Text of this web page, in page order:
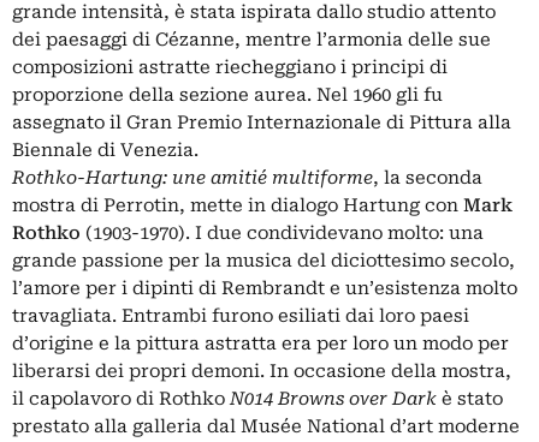
grande intensità, è stata ispirata dallo studio attento
dei paesaggi di Cézanne, mentre l’armonia delle sue
composizioni astratte riecheggiano i principi di
proporzione della sezione aurea. Nel 1960 gli fu
assegnato il Gran Premio Internazionale di Pittura alla
Biennale di Venezia.
Rothko-Hartung: une amitié multiforme, la seconda
mostra di Perrotin, mette in dialogo Hartung con Mark
Rothko (1903-1970). I due condividevano molto: una
grande passione per la musica del diciottesimo secolo,
l’amore per i dipinti di Rembrandt e un’esistenza molto
travagliata. Entrambi furono esiliati dai loro paesi
d’origine e la pittura astratta era per loro un modo per
liberarsi dei propri demoni. In occasione della mostra,
il capolavoro di RothkoN014 Browns over Dark è stato
prestato alla galleria dal Musée National d’art moderne